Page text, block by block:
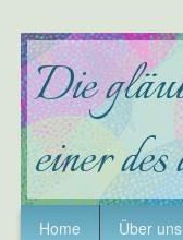
Home Über uns